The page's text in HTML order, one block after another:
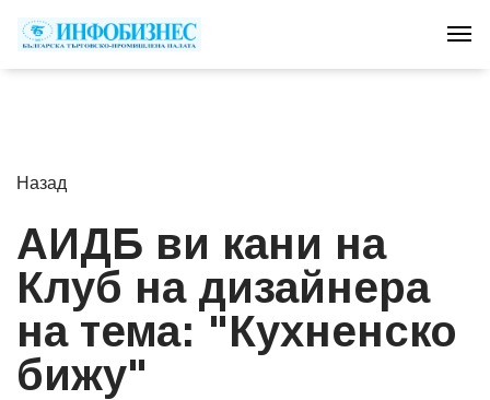
Назад
АИДБ ви кани на
Клуб на дизайнера
на тема: "Кухненско
бижу"